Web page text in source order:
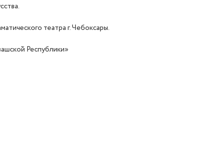
театра г. Чебоксары.
Республики»